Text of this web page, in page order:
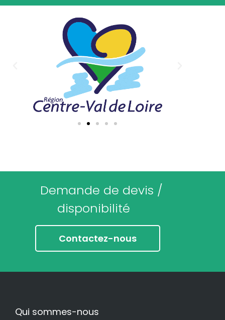
Demande de devis /
disponibilité
Contactez-nous
Qui sommes-nous